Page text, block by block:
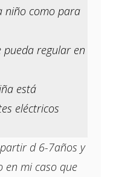
niño como para
pueda regular en
está
eléctricos
d 6-7años y
en mi caso que